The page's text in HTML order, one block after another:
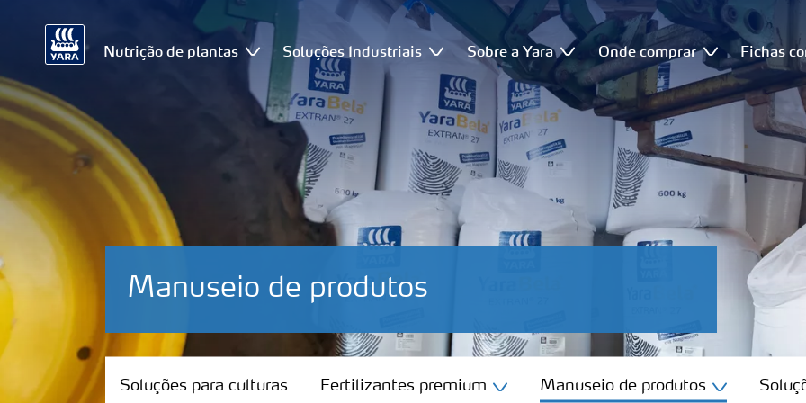
Nutrição de plantas Soluções Industriais Sobre a Yara Onde comprar Fichas
Manuseio de produtos
Soluções para culturas
Soluções para culturas Fertilizantes premium Manuseio de produtos